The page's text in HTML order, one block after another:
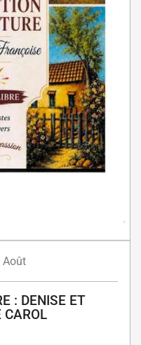
Août
: DENISE ET
CAROL